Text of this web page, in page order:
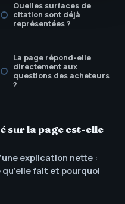
Quelles surfaces de
citation sont déjà
représentées ?
La page répond-elle
directement aux
questions des acheteurs
?
sur la page est-elle
explication nette :
fait et pourquoi